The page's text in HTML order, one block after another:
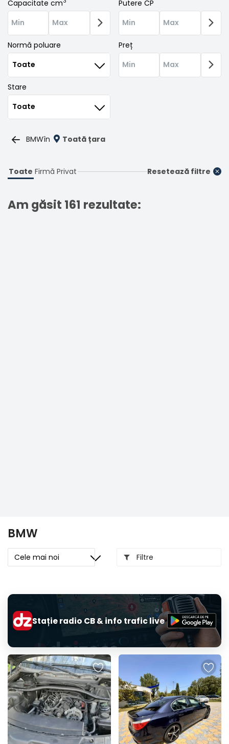
Capacitate cm Putere CP
Normă poluare Preț
Stare
BMWîn Toată țara
Toate Firmă Privat Resetează filtre
Am găsit 161 rezultate:
BMW
Filtre
Stație radio CB & info trafic live